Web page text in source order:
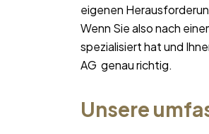
eigenen
Wenn Sie also nach
spezialisiert hat und
AG genau richtig.
Unsere